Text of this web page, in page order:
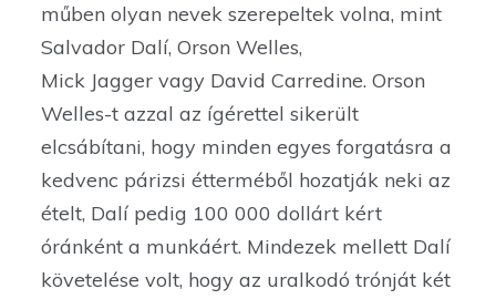
műben olyan nevek szerepeltek volna, mint
Salvador Dalí, Orson Welles,
Mick Jagger vagy David Carredine. Orson
Welles-t azzal az ígérettel sikerült
elcsábítani, hogy minden egyes forgatásra a
kedvenc párizsi étterméből hozatják neki az
ételt, Dalí pedig 100 000 dollárt kért
óránként a munkáért. Mindezek mellett Dalí
követelése volt, hogy az uralkodó trónját két